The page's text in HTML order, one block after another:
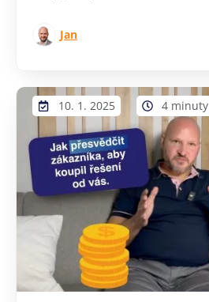
Jan
10. 1. 2025 4 minuty